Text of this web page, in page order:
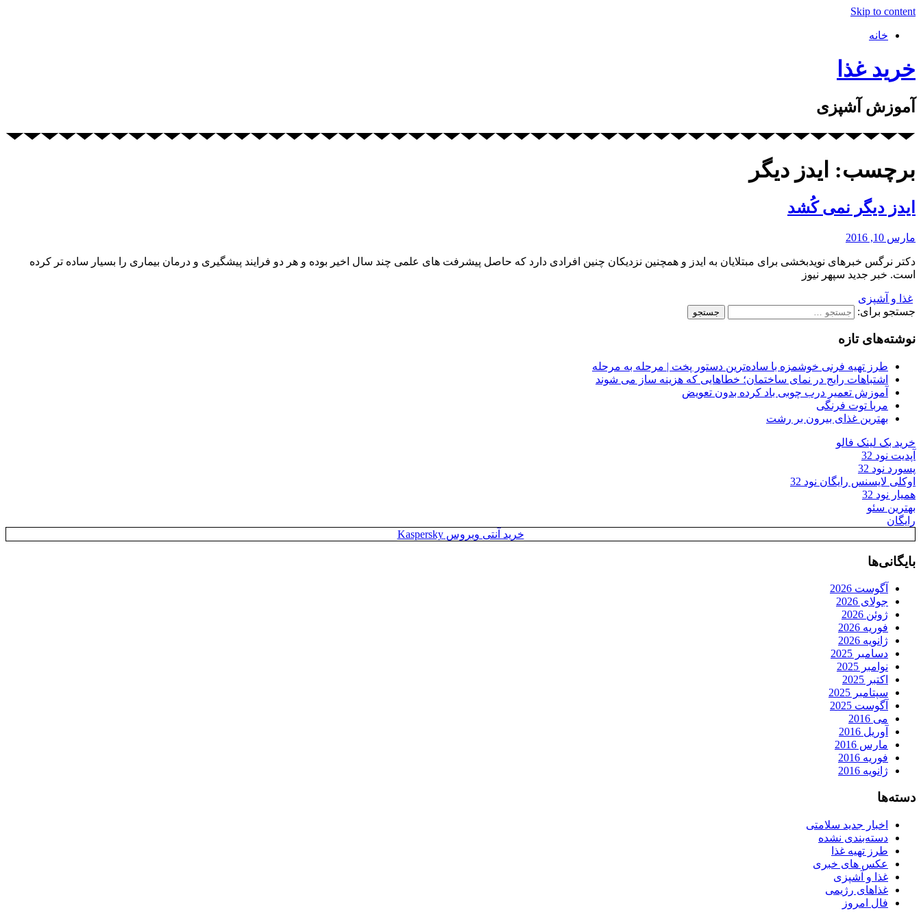
Skip to content
خانه
خرید غذا
آموزش آشپزی
برچسب: ایدز دیگر
ایدز دیگر نمی کُشد
مارس 10, 2016
دکتر نرگس خبرهای نویدبخشی برای مبتلایان به ایدز و همچنین نزدیکان چنین افرادی دارد که حاصل پیشرفت های علمی چند سال اخیر بوده و هر دو فرایند پیشگیری و درمان بیماری را بسیار ساده تر کرده
است. خبر جدید سپهر نیوز
غذا و آشپزی
جستجو برای:
نوشته‌های تازه
طرز تهیه فرنی خوشمزه با ساده‌ترین دستور پخت | مرحله به مرحله
اشتباهات رایج در نمای ساختمان؛ خطاهایی که هزینه ساز می شوند
آموزش تعمیر درب چوبی باد کرده بدون تعویض
مربا توت فرنگی
بهترین غذای بیرون بر رشت
خرید بک لینک فالو
آپدیت نود 32
پسورد نود 32
اوکلی لایسنس رایگان نود 32
همیار نود 32
بهترین سئو
رایگان
خرید آنتی ویروس Kaspersky
بایگانی‌ها
آگوست 2026
جولای 2026
ژوئن 2026
فوریه 2026
ژانویه 2026
دسامبر 2025
نوامبر 2025
اکتبر 2025
سپتامبر 2025
آگوست 2025
می 2016
آوریل 2016
مارس 2016
فوریه 2016
ژانویه 2016
دسته‌ها
اخبار جدید سلامتی
دسته‌بندی نشده
طرز تهیه غذا
عکس های خبری
غذا و آشپزی
غذاهای رژیمی
فال امروز